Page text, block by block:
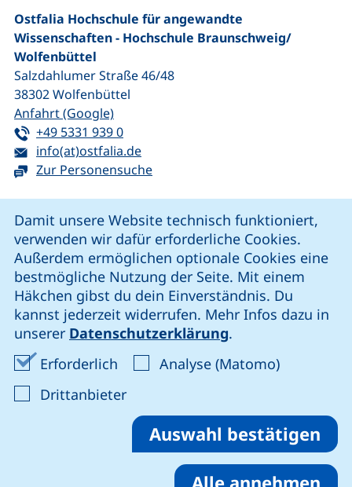
Damit unsere Website technisch funktioniert,
verwenden wir dafür erforderliche Cookies.
Außerdem ermöglichen optionale Cookies eine
bestmögliche Nutzung der Seite. Mit einem
Häkchen gibst du dein Einverständnis. Du
kannst jederzeit widerrufen. Mehr Infos dazu in
unserer Datenschutzerklärung.
Erforderlich Erforderliche Cookies akzeptieren
Analyse (Matomo)Analyse-
Drittanbieter: Cookies von Drittanbieter
Auswahl bestätigen
Alle annehmen
Ostfalia Hochschule für angewandte
Wissenschaften - Hochschule Braunschweig/​
Wolfenbüttel
Salzdahlumer Straße 46/48
38302Wolfenbüttel
Anfahrt (Google)(externer Link, öffnet neues Fenster)
Tel:
+49 5331 939 0(startet einen Telefonanruf, wenn Ihr
E-Mail:
info(at)ostfalia.de(öffnet Ihr E-Mail-Programm)
Zur Personensuche
unsere Facebook-Seite (externer Link, öffnet neues
unsere LinkedIn-Seite (externer Link, öffnet
unsere Instagram-Seite (externer Link,
unsere YouTube-Seite (externer
Cookie-Einstellungen
Impressum
Datenschutz
Erklärung zur Barrierefreiheit